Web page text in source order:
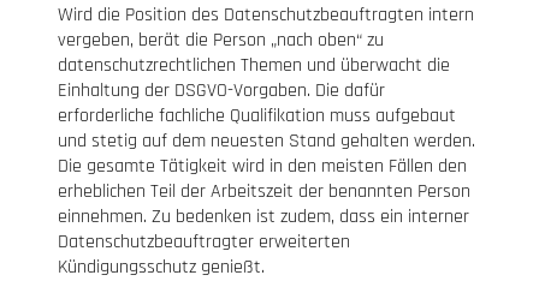
Wird die Position des Datenschutzbeauftragten intern
vergeben, berät die Person „nach oben“ zu
datenschutzrechtlichen Themen und überwacht die
Einhaltung der DSGVO-Vorgaben. Die dafür
erforderliche fachliche Qualifikation muss aufgebaut
und stetig auf dem neuesten Stand gehalten werden.
Die gesamte Tätigkeit wird in den meisten Fällen den
erheblichen Teil der Arbeitszeit der benannten Person
einnehmen. Zu bedenken ist zudem, dass ein interner
Datenschutzbeauftragter erweiterten
Kündigungsschutz genießt.